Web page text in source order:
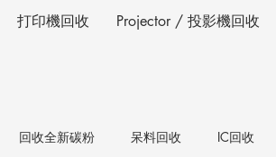
打印機回收 Projector / 投影機回收
回收全新碳粉 呆料回收 IC回收